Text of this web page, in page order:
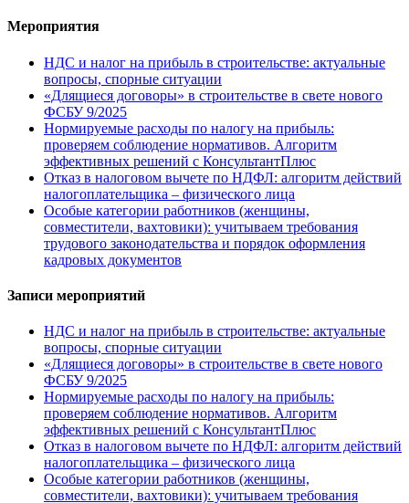
Мероприятия
НДС и налог на прибыль в строительстве: актуальные
вопросы, спорные ситуации
«Длящиеся договоры» в строительстве в свете нового
ФСБУ 9/2025
Нормируемые расходы по налогу на прибыль:
проверяем соблюдение нормативов. Алгоритм
эффективных решений с КонсультантПлюс
Отказ в налоговом вычете по НДФЛ: алгоритм действий
налогоплательщика – физического лица
Особые категории работников (женщины,
совместители, вахтовики): учитываем требования
трудового законодательства и порядок оформления
кадровых документов
Записи мероприятий
НДС и налог на прибыль в строительстве: актуальные
вопросы, спорные ситуации
«Длящиеся договоры» в строительстве в свете нового
ФСБУ 9/2025
Нормируемые расходы по налогу на прибыль:
проверяем соблюдение нормативов. Алгоритм
эффективных решений с КонсультантПлюс
Отказ в налоговом вычете по НДФЛ: алгоритм действий
налогоплательщика – физического лица
Особые категории работников (женщины,
совместители, вахтовики): учитываем требования